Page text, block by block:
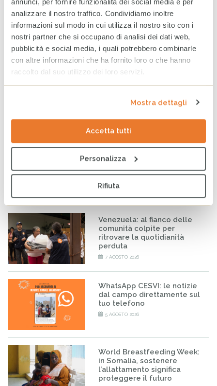
analizzare il nostro traffico. Condividiamo inoltre
informazioni sul modo in cui utilizza il nostro sito con i
nostri partner che si occupano di analisi dei dati web,
pubblicità e social media, i quali potrebbero combinarle
con altre informazioni che ha fornito loro o che hanno
raccolto dal suo utilizzo dei loro servizi.
Mostra dettagli
Accetta tutti
Personalizza
Rifiuta
Cesvi e Buzzi Unicem insieme per i minori stranieri non
accompagnati
Venezuela: al fianco delle
comunità colpite per
ritrovare la quotidianità
perduta
7 AGOSTO 2026
WhatsApp CESVI: le notizie
dal campo direttamente sul
tuo telefono
5 AGOSTO 2026
World Breastfeeding Week:
in Somalia, sostenere
l’allattamento significa
proteggere il futuro